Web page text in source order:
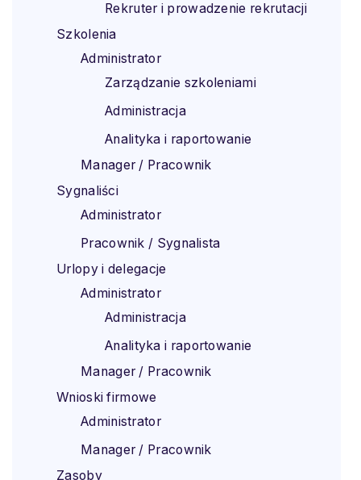
Rekruter i prowadzenie rekrutacji
Szkolenia
Administrator
Zarządzanie szkoleniami
Administracja
Analityka i raportowanie
Manager / Pracownik
Sygnaliści
Administrator
Pracownik / Sygnalista
Urlopy i delegacje
Administrator
Administracja
Analityka i raportowanie
Manager / Pracownik
Wnioski firmowe
Administrator
Manager / Pracownik
Zasoby